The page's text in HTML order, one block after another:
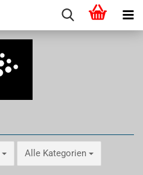
Alle Kategorien